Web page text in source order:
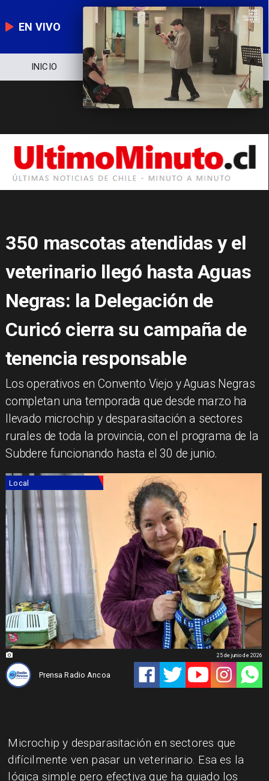
EN VIVO
NOTICIERO POLÍTICA
350 mascotas atendidas y el
veterinario llegó hasta Aguas
Negras: la Delegación de
Curicó cierra su campaña de
tenencia responsable
​Los operativos en Convento Viejo y Aguas Negras
completan una temporada que desde marzo ha
llevado microchip y desparasitación a sectores
rurales de toda la provincia, con el programa de la
Subdere funcionando hasta el 30 de junio.
Local
Prensa Radio Ancoa
25 de junio de 2026
Microchip y desparasitación en sectores que
difícilmente ven pasar un veterinario. Esa es la
lógica simple pero efectiva que ha guiado los